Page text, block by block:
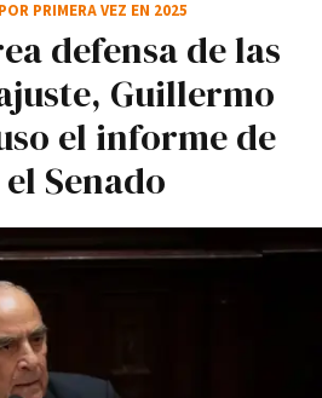
defensa de las
Guillermo
el informe de
Senado
POR PRIMERA VEZ EN 2025